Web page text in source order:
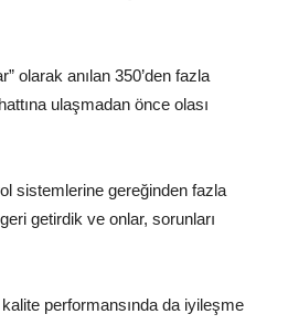
olarak anılan 350’den fazla
ulaşmadan önce olası
sistemlerine gereğinden fazla
getirdik ve onlar, sorunları
performansında da iyileşme